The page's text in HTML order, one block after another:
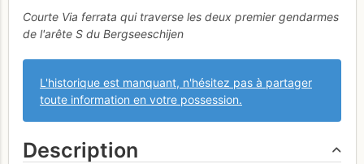
Courte Via ferrata qui traverse les deux premier gendarmes
de l'arête S du Bergseeschijen
L'historique est manquant, n'hésitez pas à partager
toute information en votre possession.
Description